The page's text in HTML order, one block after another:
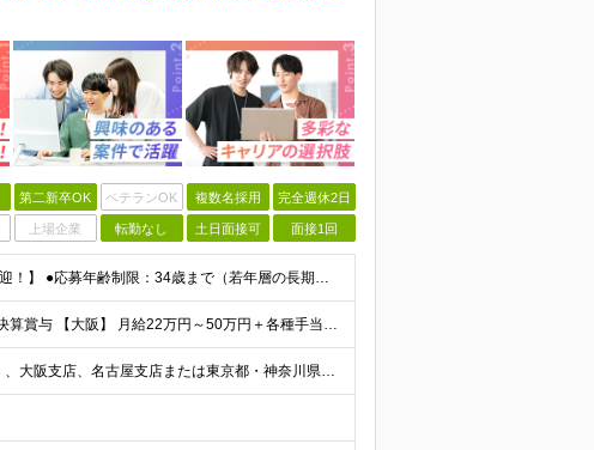
第二新卒OK ベテランOK 複数名採用 完全週休2日
上場企業 転勤なし 土日面接可 面接1回
【完全未経験からIT業界に挑戦したい方、大歓迎！】 ●応募年齢制限：34歳まで（若年層の長期キャリア形成を図るため） ★学歴不問・転職回数不問 ★第二新卒・社会人デビューOK 【こんな方を求めていま
【首都圏】 月給23万円～50万円＋各種手当＋決算賞与 【大阪】 月給22万円～50万円＋各種手当＋決算賞与 【愛知】 月給21.5万円～50万円＋各種手当＋決算賞与 【福岡・宮城】 月給20万
【転勤なし／U・Iターン歓迎】 本社（新宿区）、大阪支店、名古屋支店または東京都・神奈川県・千葉県・埼玉県・愛知県・大阪府・福岡県をはじめ、全国のプロジェクト先 ※ご希望を最大限考慮して配属先を決定